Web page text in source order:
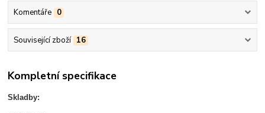
Komentáře 0
Související zboží 16
Kompletní specifikace
Skladby: